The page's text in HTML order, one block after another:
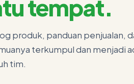
tempat.
produk, panduan penjualan,
terkumpul dan menjadi
tim.